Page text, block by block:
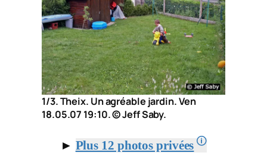
1/3. Theix. Un agréable jardin. Ven
18.05.07 19:10. © Jeff Saby.
► Plus 12 photos privées 🛈